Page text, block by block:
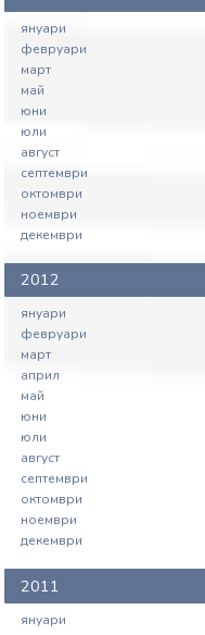
януари
февруари
март
май
юни
юли
август
септември
октомври
ноември
декември
2012
януари
февруари
март
април
май
юни
юли
август
септември
октомври
ноември
декември
2011
януари